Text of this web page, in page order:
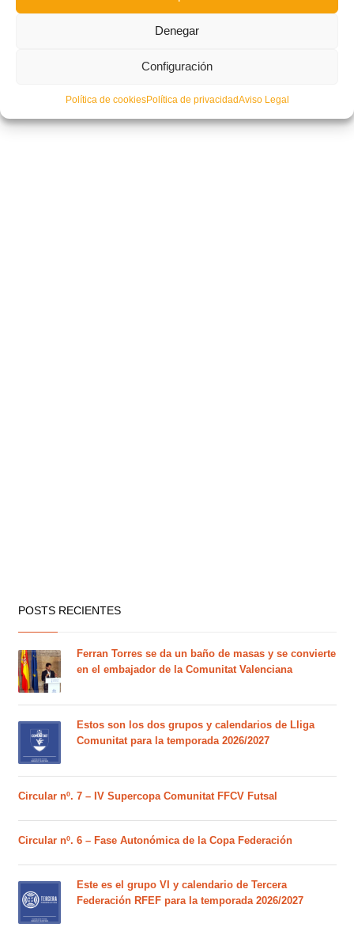
Denegar
Configuración
Política de cookiesPolítica de privacidadAviso Legal
POSTS RECIENTES
Ferran Torres se da un baño de masas y se convierte
en el embajador de la Comunitat Valenciana
Estos son los dos grupos y calendarios de Lliga
Comunitat para la temporada 2026/2027
Circular nº. 7 – IV Supercopa Comunitat FFCV Futsal
Circular nº. 6 – Fase Autonómica de la Copa Federación
Este es el grupo VI y calendario de Tercera
Federación RFEF para la temporada 2026/2027